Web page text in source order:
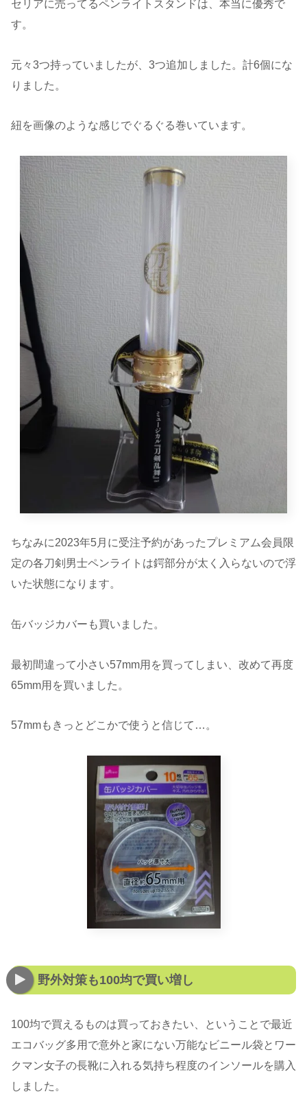
セリアに売ってるペンライトスタンドは、本当に優秀で
す。
元々3つ持っていましたが、3つ追加しました。計6個にな
りました。
紐を画像のような感じでぐるぐる巻いています。
ちなみに2023年5月に受注予約があったプレミアム会員限
定の各刀剣男士ペンライトは鍔部分が太く入らないので浮
いた状態になります。
缶バッジカバーも買いました。
最初間違って小さい57mm用を買ってしまい、改めて再度
65mm用を買いました。
57mmもきっとどこかで使うと信じて…。
野外対策も100均で買い増し
100均で買えるものは買っておきたい、ということで最近
エコバッグ多用で意外と家にない万能なビニール袋とワー
クマン女子の長靴に入れる気持ち程度のインソールを購入
しました。